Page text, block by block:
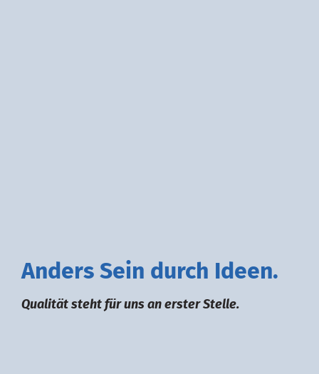
Anders Sein durch deen.
Qualität steht für uns an erster Stelle.